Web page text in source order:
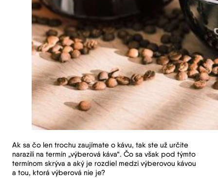
Ak sa čo len trochu zaujímate o kávu, tak ste už určite
narazili na termín „výberová káva“. Čo sa však pod týmto
termínom skrýva a aký je rozdiel medzi výberovou kávou
a tou, ktorá výberová nie je?